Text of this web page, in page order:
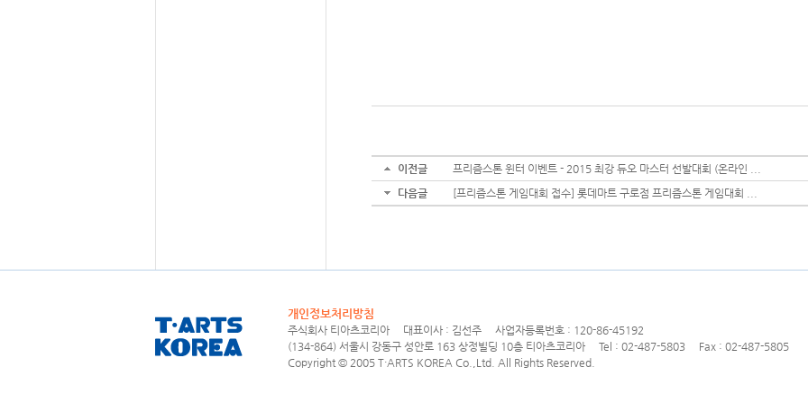
이전글
프리즘스톤 윈터 이벤트 - 2015 최강 듀오 마스터 선발대회 (온라인 ...
다음글
[프리즘스톤 게임대회 접수] 롯데마트 구로점 프리즘스톤 게임대회 ...
개인정보처리방침
주식회사 티아츠코리아 대표이사 : 김선주 사업자등록번호 : 120-86-45192
(134-864) 서울시 강동구 성안로 163 상정빌딩 10층 티아츠코리아 Tel : 02-487-5803 Fax : 02-487-5805
Copyright © 2005 T·ARTS KOREA Co.,Ltd. All Rights Reserved.